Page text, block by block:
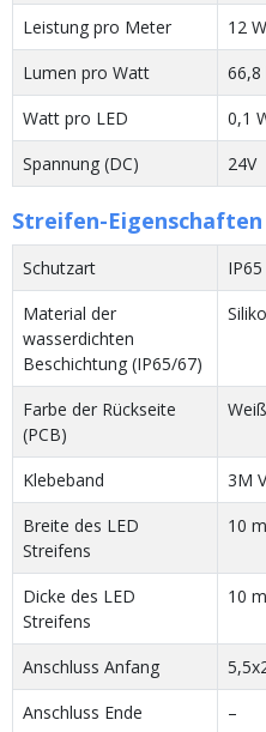
Leistung pro Meter
12
Lumen pro Watt
Watt pro LED
0,1
Spannung (DC)
24V
Streifen-Eigenschaften
Schutzart
IP65
Material der
wasserdichten
Beschichtung (IP65/67)
Farbe der Rückseite
(PCB)
Weiß
Klebeband
3M
Breite des LED
Streifens
10
Dicke des LED
Streifens
10
Anschluss Anfang
Anschluss Ende
–